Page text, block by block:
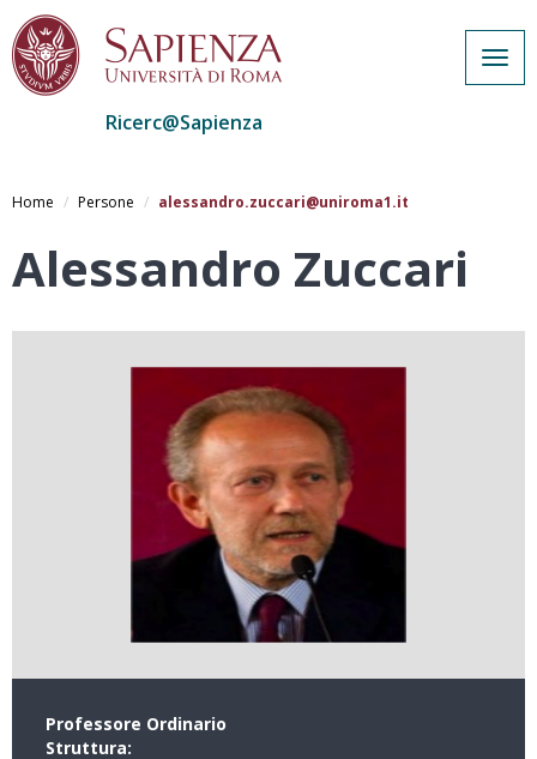
al
principale
Ricerc@Sapienza
Home Persone alessandro.zuccari@uniroma1.it
Alessandro Zuccari
Professore Ordinario
Struttura: